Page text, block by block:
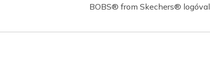
BOBS® from Skechers® logóval